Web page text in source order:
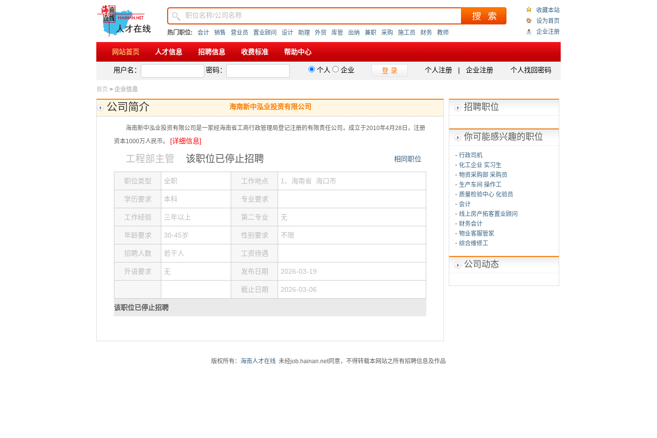
热门职位: 会计 销售 营业员 置业顾问 设计 助理 外贸 库管 出纳 兼职 采购 施工员 财务 教师
收藏本站
设为首页
企业注册
网站首页 人才信息 招聘信息 收费标准 帮助中心
用户名： 密码： 个人 企业 登 录 个人注册 | 企业注册 个人找回密码
首页 > 企业信息
公司简介 海南新中泓业投资有限公司
海南新中泓业投资有限公司是一家经海南省工商行政管理局登记注册的有限责任公司，成立于2010年4月28日，注册
资本1000万人民币。 [详细信息]
工程部主管 该职位已停止招聘 相同职位
职位类型 全职 工作地点 1、海南省 海口市
学历要求 本科 专业要求
工作经验 三年以上 第二专业 无
年龄要求 30-45岁 性别要求 不限
招聘人数 若干人 工资待遇
外语要求 无 发布日期 2026-03-19
截止日期 2026-03-06
该职位已停止招聘
招聘职位
你可能感兴趣的职位
行政司机
化工企业 实习生
物资采购部 采购员
生产车间 操作工
质量检验中心 化验员
会计
线上房产拓客置业顾问
财务会计
物业客服管家
综合维修工
公司动态
版权所有： 海南人才在线 未经job.hainan.net同意，不得转载本网站之所有招聘信息及作品